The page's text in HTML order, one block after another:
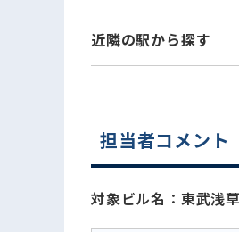
近隣の駅から探す
担当者コメント
対象ビル名：東武浅